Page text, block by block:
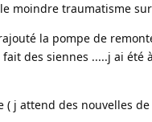
moindre traumatisme
la pompe de
des siennes .....j ai été
( j attend des nouvelles de